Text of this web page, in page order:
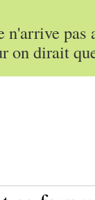
n'arrive
on dirait